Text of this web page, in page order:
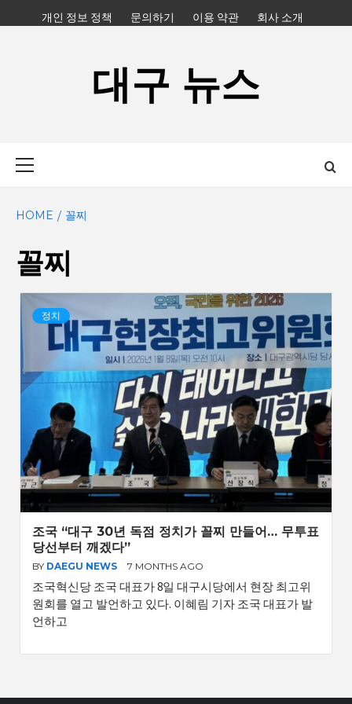
to
개인 정보 정책 문의하기 이용 약관 회사 소개
대구 뉴스
HOME 꼴찌
꼴찌
정치
조국 “대구 30년 독점 정치가 꼴찌 만들어… 무투표
당선부터 깨겠다”
BY DAEGU NEWS 7 MONTHS AGO
조국혁신당 조국 대표가 8일 대구시당에서 현장 최고위
원회를 열고 발언하고 있다. 이혜림 기자 조국 대표가 발
언하고